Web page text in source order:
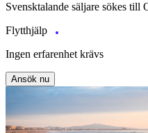
Svensktalande säljare sökes till
Flytthjälp
Ingen erfarenhet krävs
Ansök nu